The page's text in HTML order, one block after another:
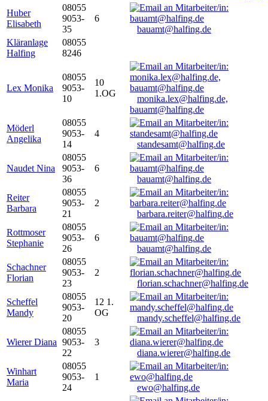
Huber
Elisabeth
08055
9053-
35
6
bauamt@halfing.de
Kläranlage
Halfing
08055
8246
Lex Monika
08055
9053-
10
10
1.OG
monika.lex@halfing.de,
bauamt@halfing.de
Möderl
Angelika
08055
9053-
14
4
standesamt@halfing.de
Naudet Nina
08055
9053-
36
6
bauamt@halfing.de
Reiter
Barbara
08055
9053-
21
2
barbara.reiter@halfing.de
Rottmoser
Stephanie
08055
9053-
26
6
bauamt@halfing.de
Schachner
Florian
08055
9053-
23
2
florian.schachner@halfing.de
Scheffel
Mandy
08055
9053-
20
12 1.
OG
mandy.scheffel@halfing.de
Wierer Diana
08055
9053-
22
3
diana.wierer@halfing.de
Winhart
Maria
08055
9053-
24
1
ewo@halfing.de